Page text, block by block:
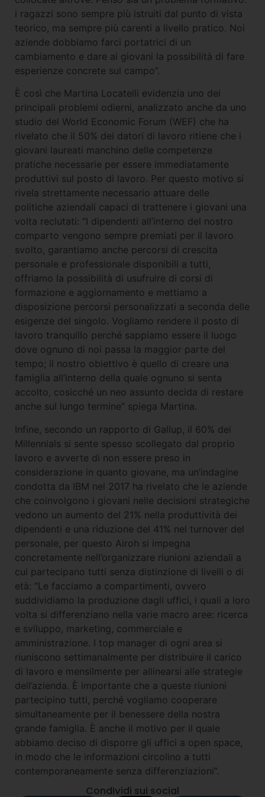
i ragazzi sono sempre più istruiti dal punto di vista
teorico, ma sempre più carenti a livello pratico. Noi
aziende dobbiamo farci portatrici di un
cambiamento e dare ai giovani la possibilità di fare
esperienze concrete sul campo”.
È così che Martina Locatelli evidenzia uno dei
principali problemi odierni, analizzato anche da uno
studio del World Economic Forum (WEF) che ha
rivelato che il 50% dei datori di lavoro ritiene che i
giovani laureati manchino delle competenze
pratiche necessarie per essere immediatamente
produttivi sul posto di lavoro. Per questo motivo si
rivela strettamente necessario attuare delle
politiche aziendali capaci di trattenere i giovani una
volta reclutati: “I dipendenti all’interno del nostro
comparto vengono sempre premiati per il lavoro
svolto, garantiamo anche percorsi di crescita
personale e professionale disponibili a tutti,
offriamo la possibilità di usufruire di corsi di
formazione e aggiornamento e mettiamo a
disposizione percorsi personalizzati a seconda delle
esigenze del singolo. Vogliamo rendere il posto di
lavoro tranquillo perché sappiamo essere il luogo
dove ognuno di noi passa la maggior parte del
tempo; il nostro obiettivo è quello di creare una
famiglia all’interno della quale ognuno si senta
accolto, cosicché un neo assunto decida di restare
anche sul lungo termine” spiega Martina.
Infine, secondo un rapporto di Gallup, il 60% dei
Millennials si sente spesso scollegato dal proprio
lavoro e avverte di non essere preso in
considerazione in quanto giovane, ma un’indagine
condotta da IBM nel 2017 ha rivelato che le aziende
che coinvolgono i giovani nelle decisioni strategiche
vedono un aumento del 21% nella produttività dei
dipendenti e una riduzione del 41% nel turnover del
personale, per questo Airoh si impegna
concretamente nell’organizzare riunioni aziendali a
cui partecipano tutti senza distinzione di livelli o di
età: “Le facciamo a compartimenti, ovvero
suddividiamo la produzione dagli uffici, i quali a loro
volta si differenziano nella varie macro aree: ricerca
e sviluppo, marketing, commerciale e
amministrazione. I top manager di ogni area si
riuniscono settimanalmente per distribuire il carico
di lavoro e mensilmente per allinearsi alle strategie
dell’azienda. È importante che a queste riunioni
partecipino tutti, perché vogliamo cooperare
simultaneamente per il benessere della nostra
grande famiglia. È anche il motivo per il quale
abbiamo deciso di disporre gli uffici a open space,
in modo che le informazioni circolino a tutti
contemporaneamente senza differenziazioni”.
Condividi sui social